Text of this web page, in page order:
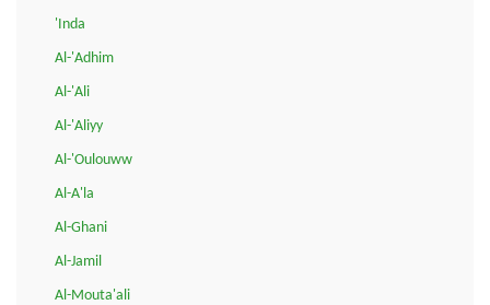
'Inda
Al-'Adhim
Al-'Ali
Al-'Aliyy
Al-'Oulouww
Al-A'la
Al-Ghani
Al-Jamil
Al-Mouta'ali